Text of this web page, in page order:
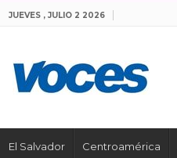
JUEVES , JULIO 2 2026
El Salvador Centroamérica